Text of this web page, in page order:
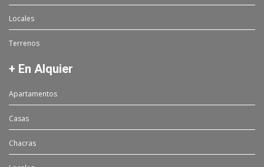
Locales
Terrenos
+ En Alquier
Apartamentos
Casas
Chacras